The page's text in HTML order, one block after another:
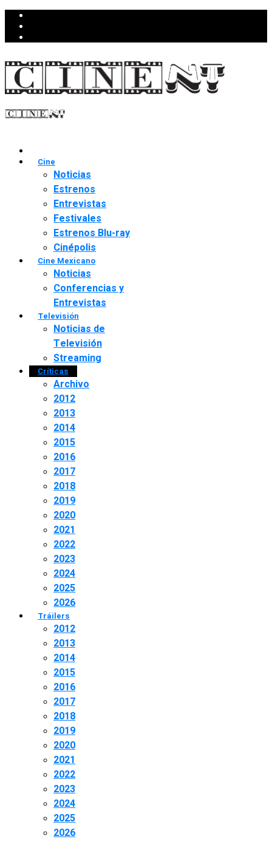
Cine
Noticias
Estrenos
Entrevistas
Festivales
Estrenos Blu-ray
Cinépolis
Cine Mexicano
Noticias
Conferencias y
Entrevistas
Televisión
Noticias de
Televisión
Streaming
Críticas
Archivo
2012
2013
2014
2015
2016
2017
2018
2019
2020
2021
2022
2023
2024
2025
2026
Tráilers
2012
2013
2014
2015
2016
2017
2018
2019
2020
2021
2022
2023
2024
2025
2026